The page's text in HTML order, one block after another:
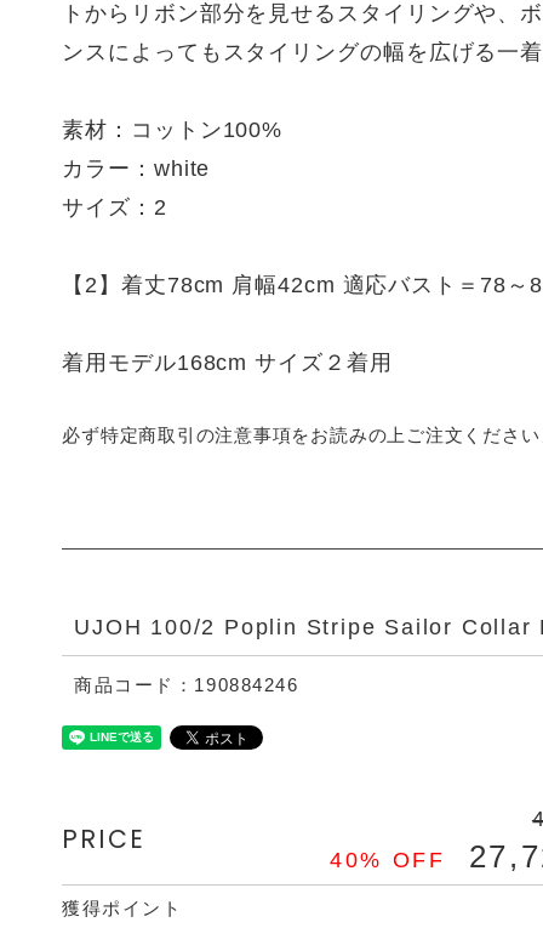
トからリボン部分を見せるスタイリングや、
ンスによってもスタイリングの幅を広げる一
素材：コットン100%
カラー：white
サイズ：2
【2】着丈78cm 肩幅42cm 適応バスト＝78～
着用モデル168cm サイズ２着用
必ず特定商取引の注意事項をお読みの上ご注文くださ
UJOH 100/2 Poplin Stripe Sailor Collar
商品コード：190884246
PRICE
40% OFF
獲得ポイント